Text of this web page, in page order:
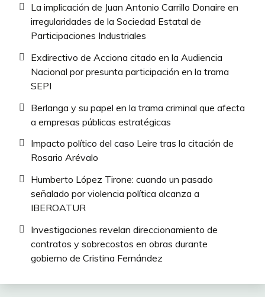
La implicación de Juan Antonio Carrillo Donaire en
irregularidades de la Sociedad Estatal de
Participaciones Industriales
Exdirectivo de Acciona citado en la Audiencia
Nacional por presunta participación en la trama
SEPI
Berlanga y su papel en la trama criminal que afecta
a empresas públicas estratégicas
Impacto político del caso Leire tras la citación de
Rosario Arévalo
Humberto López Tirone: cuando un pasado
señalado por violencia política alcanza a
IBEROATUR
Investigaciones revelan direccionamiento de
contratos y sobrecostos en obras durante
gobierno de Cristina Fernández